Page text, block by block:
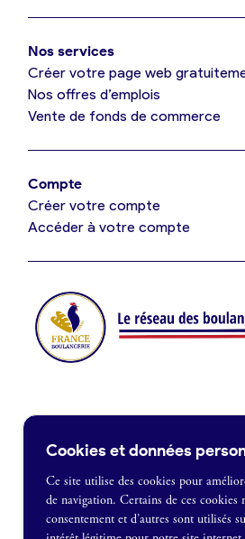
Je référence ma
Offres d’emploi
Je suis fournisseur
Je crée mon compte
France Boulangerie
1 rue Alexandre Fleming
Nos services
Créer votre page web
Nos offres d’emplois
Vente de fonds de commerce
Compte
Créer votre compte
Accéder à votre compte
Je souhaite être
Cookies et données
Ce site utilise des cookies pour
de navigation. Certains de ces cookies
consentement et d’autres sont utilisés